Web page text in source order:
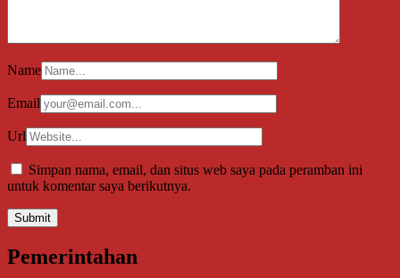
Name
Email
Url
Simpan nama, email, dan situs web saya pada peramban ini
untuk komentar saya berikutnya.
Pemerintahan